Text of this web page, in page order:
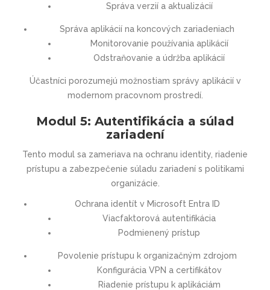
Správa verzií a aktualizácií
Správa aplikácií na koncových zariadeniach
Monitorovanie používania aplikácií
Odstraňovanie a údržba aplikácií
Účastníci porozumejú možnostiam správy aplikácií v
modernom pracovnom prostredí.
Modul 5: Autentifikácia a súlad
zariadení
Tento modul sa zameriava na ochranu identity, riadenie
prístupu a zabezpečenie súladu zariadení s politikami
organizácie.
Ochrana identít v Microsoft Entra ID
Viacfaktorová autentifikácia
Podmienený prístup
Povolenie prístupu k organizačným zdrojom
Konfigurácia VPN a certifikátov
Riadenie prístupu k aplikáciám